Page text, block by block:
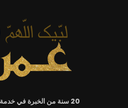
20 سنة من الخبرة في خدمة ضيوف الرحمن